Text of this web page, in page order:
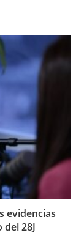
evidencias
28J